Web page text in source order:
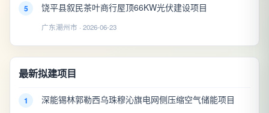
5 饶平县叙民茶叶商行屋顶66KW光伏建设项目
广东潮州市 · 2026-06-23
最新拟建项目
1 深能锡林郭勒西乌珠穆沁旗电网侧压缩空气储能项目